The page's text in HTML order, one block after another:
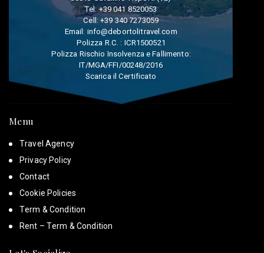
Tel:+39 041 8520053
Cell:+39 340 7273059
Email: info@debortolitravel.com
Polizza R.C. : ICR1500521
Polizza Rischio Insolvenza e Fallimento:
IT/MGA/FFI/00248/2016
Scarica il Certificato
Menu
Travel Agency
Privacy Policy
Contact
Cookie Policies
Term & Condition
Rent – Term & Condition